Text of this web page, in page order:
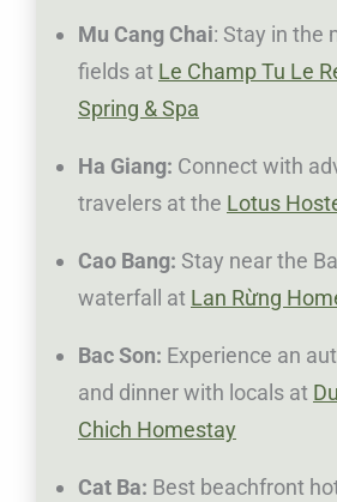
Mu Cang Chai: Stay in the
fields at Le Champ Tu Le
Spring & Spa
Ha Giang: Connect with
travelers at the Lotus
Cao Bang: Stay near the
waterfall at Lan Rừng
Bac Son: Experience an
and dinner with locals at
Chich Homestay
Cat Ba: Best beachfront